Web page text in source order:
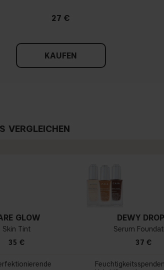
27 €
KAUFEN
VERGLEICHEN
GLOW
Skin Tint
35 €
DEWY
Serum
37 €